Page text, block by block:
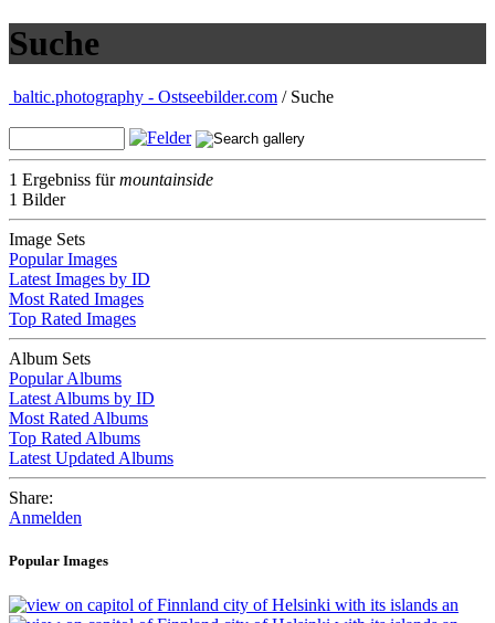
Suche
baltic.photography - Ostseebilder.com / Suche
1 Ergebniss fürmountainside
1 Bilder
Image Sets
Popular Images
Latest Images by ID
Most Rated Images
Top Rated Images
Album Sets
Popular Albums
Latest Albums by ID
Most Rated Albums
Top Rated Albums
Latest Updated Albums
Share:
Anmelden
Popular Images